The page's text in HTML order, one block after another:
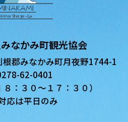
なかみ町観光協会
郡みなかみ町月夜野1744-1
62-0401
８：３０〜１７：３０）
応は平日のみ